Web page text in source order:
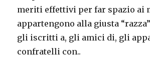
meriti effettivi per far spazio ai
appartengono alla giusta
gli iscritti a, gli amici di, gli
confratelli con..